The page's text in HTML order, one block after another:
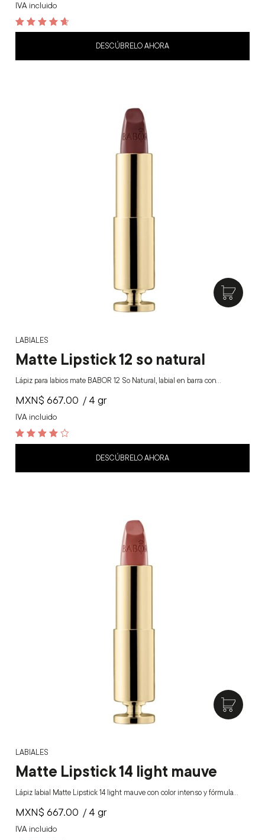
IVA incluido
4.8
DESCÚBRELO AHORA
LABIALES
Matte Lipstick 12 so natural
Lápiz para labios mate BABOR 12 So Natural, labial en barra con…
MXN$ 667.00
IVA incluido
/ 4 gr
4.1
DESCÚBRELO AHORA
LABIALES
Matte Lipstick 14 light mauve
Lápiz labial Matte Lipstick 14 light mauve con color intenso y fórmula…
MXN$ 667.00
IVA incluido
/ 4 gr